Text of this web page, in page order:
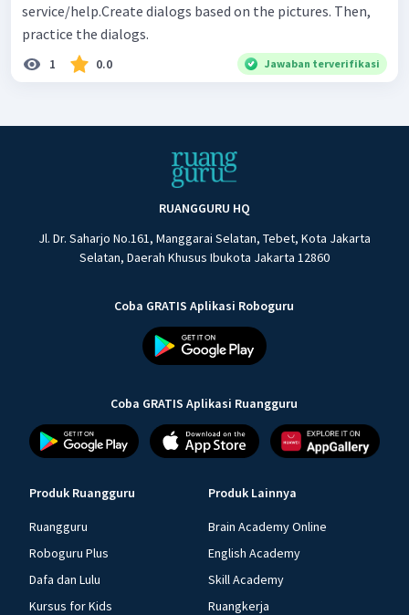
service/help.Create dialogs based on the pictures. Then,
practice the dialogs.
1 0.0 Jawaban terverifikasi
RUANGGURU HQ
Jl. Dr. Saharjo No.161, Manggarai Selatan, Tebet, Kota Jakarta
Selatan, Daerah Khusus Ibukota Jakarta 12860
Coba GRATIS Aplikasi Roboguru
Coba GRATIS Aplikasi Ruangguru
Produk Ruangguru
Ruangguru
Roboguru Plus
Dafa dan Lulu
Kursus for Kids
Produk Lainnya
Brain Academy Online
English Academy
Skill Academy
Ruangkerja